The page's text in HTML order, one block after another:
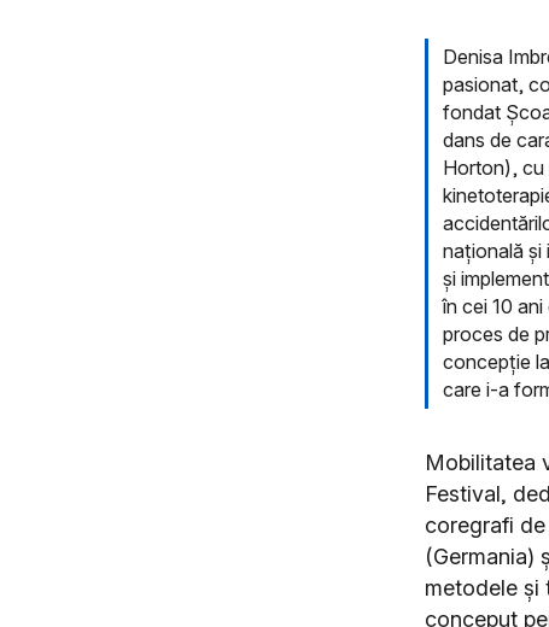
Denisa
pasionat,
fondat
dans de
Horton), cu
națională și
și
în cei 10
proces de
concepție
care i-a
Mobilitatea
Festival,
coregrafi
(Germania)
metodele și
conceput